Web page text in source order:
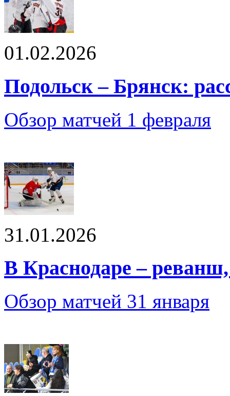
01.02.2026
Подольск – Брянск:
Обзор матчей 1 февраля
31.01.2026
В Краснодаре –
Обзор матчей 31 января